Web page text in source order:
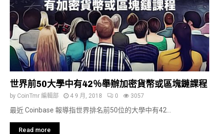
世界前50大學中有42％舉辦加密貨幣或區塊鏈課程
by CoinTmr 編輯部 4 9 月, 2018 0 3057
最近 Coinbase 報導指世界排名前50位的大學中有42...
Read more